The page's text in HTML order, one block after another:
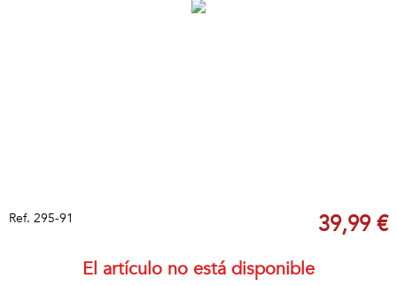
Ref. 295-91 39,99 €
El artículo no está disponible